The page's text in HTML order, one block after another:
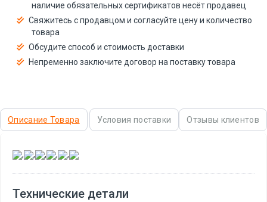
наличие обязательных сертификатов несёт продавец
Свяжитесь с продавцом и согласуйте цену и количество
товара
Обсудите способ и стоимость доставки
Непременно заключите договор на поставку товара
Описание Товара Условия поставки Отзывы клиентов
, , , , ,
Технические детали